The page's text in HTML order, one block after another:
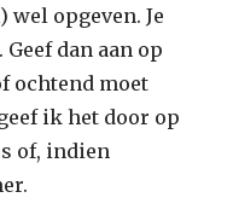
opgeven. Je
dan aan op
ochtend moet
ik het door op
of, indien